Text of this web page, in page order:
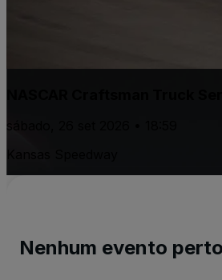
sábado, 26 set 2026 • 18:59
Nenhum evento